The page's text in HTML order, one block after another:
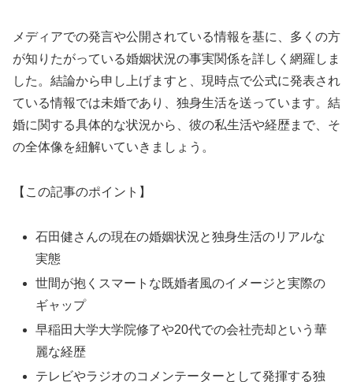
メディアでの発言や公開されている情報を基に、多くの方
が知りたがっている婚姻状況の事実関係を詳しく網羅しま
した。結論から申し上げますと、現時点で公式に発表され
ている情報では未婚であり、独身生活を送っています。結
婚に関する具体的な状況から、彼の私生活や経歴まで、そ
の全体像を紐解いていきましょう。
【この記事のポイント】
石田健さんの現在の婚姻状況と独身生活のリアルな
実態
世間が抱くスマートな既婚者風のイメージと実際の
ギャップ
早稲田大学大学院修了や20代での会社売却という華
麗な経歴
テレビやラジオのコメンテーターとして発揮する独